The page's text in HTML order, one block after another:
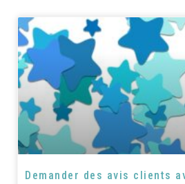
Demander des avis clients